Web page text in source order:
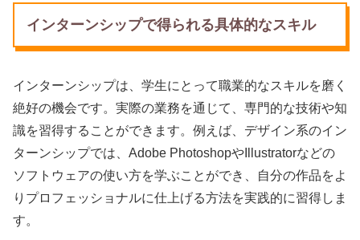
インターンシップで得られる具体的なスキル
インターンシップは、学生にとって職業的なスキルを磨く
絶好の機会です。実際の業務を通じて、専門的な技術や知
識を習得することができます。例えば、デザイン系のイン
ターンシップでは、Adobe PhotoshopやIllustratorなどの
ソフトウェアの使い方を学ぶことができ、自分の作品をよ
りプロフェッショナルに仕上げる方法を実践的に習得しま
す。